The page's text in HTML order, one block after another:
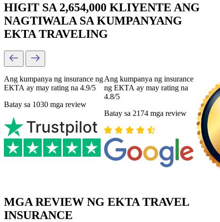
HIGIT SA 2,654,000 KLIYENTE ANG
NAGTIWALA SA KUMPANYANG
EKTA TRAVELING
Ang kumpanya ng insurance ng
ЕКТА ay may rating na 4.9/5
Batay sa 1030 mga review
Ang kumpanya ng insurance
ng ЕКТА ay may rating na
4.8/5
Batay sa 2174 mga review
MGA REVIEW NG EKTA TRAVEL
INSURANCE